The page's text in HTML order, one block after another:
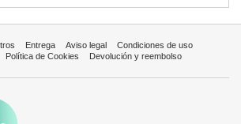
Entrega Aviso legal
Condiciones de uso
Política de Cookies Devolución y reembolso